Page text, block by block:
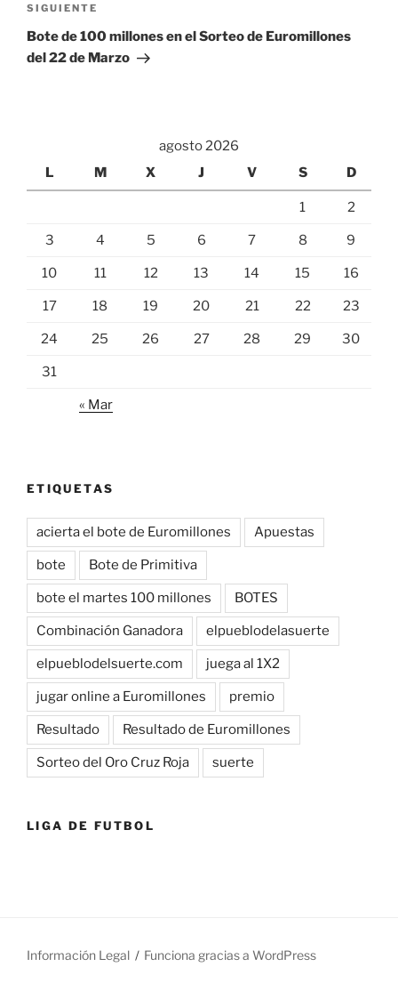
Siguiente
entrada
SIGUIENTE
Bote de 100 millones en el Sorteo de Euromillones
del 22 de Marzo
agosto 2026
L
M X J V S D
1 2
3 4 5 6 7 8 9
10 11 12 13 14 15 16
17 18 19 20 21 22 23
24 25 26 27 28 29 30
31
« Mar
ETIQUETAS
acierta el bote de Euromillones Apuestas
bote Bote de Primitiva
bote el martes 100 millones BOTES
Combinación Ganadora elpueblodelasuerte
elpueblodelsuerte.com juega al 1X2
jugar online a Euromillones premio
Resultado Resultado de Euromillones
Sorteo del Oro Cruz Roja suerte
LIGA DE FUTBOL
Información Legal Funciona gracias a WordPress